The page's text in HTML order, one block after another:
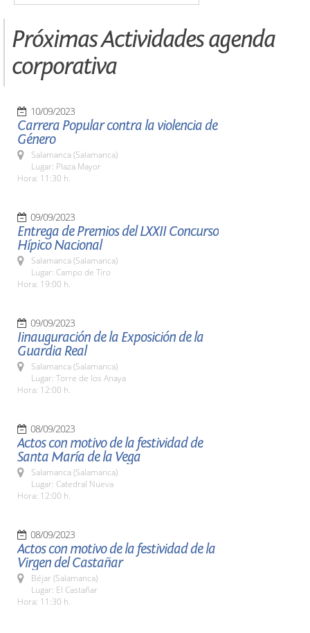
Próximas Actividades agenda
corporativa
10/09/2023
Carrera Popular contra la violencia de
Género
Salamanca (Salamanca)
Lugar: Plaza Mayor
Hora: 11:30 h.
09/09/2023
Entrega de Premios del LXXII Concurso
Hípico Nacional
Salamanca (Salamanca)
Lugar: Campo de Tiro
Hora: 19:00 h.
09/09/2023
Iinauguración de la Exposición de la
Guardia Real
Salamanca (Salamanca)
Lugar: Torre de los Anaya
Hora: 12:00 h.
08/09/2023
Actos con motivo de la festividad de
Santa María de la Vega
Salamanca (Salamanca)
Lugar: Catedral Nueva
Hora: 12:00 h.
08/09/2023
Actos con motivo de la festividad de la
Virgen del Castañar
Béjar (Salamanca)
Lugar: El Castañar
Hora: 11:30 h.